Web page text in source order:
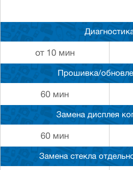
от 10 мин
Прошивка/
60 мин
Замена дисплея
60 мин
Замена стекла